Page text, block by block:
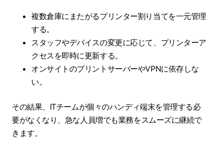
複数倉庫にまたがるプリンター割り当てを一元管理
する。
スタッフやデバイスの変更に応じて、プリンターア
クセスを即時に更新する。
オンサイトのプリントサーバーやVPNに依存しな
い。
その結果、ITチームが個々のハンディ端末を管理する必
要がなくなり、急な人員増でも業務をスムーズに継続で
きます。